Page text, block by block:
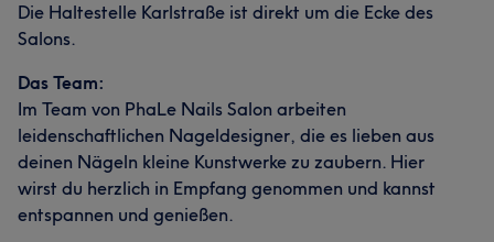
Die Haltestelle Karlstraße ist direkt um die Ecke des
Salons.
Das Team:
Im Team von PhaLe Nails Salon arbeiten
leidenschaftlichen Nageldesigner, die es lieben aus
deinen Nägeln kleine Kunstwerke zu zaubern. Hier
wirst du herzlich in Empfang genommen und kannst
entspannen und genießen.